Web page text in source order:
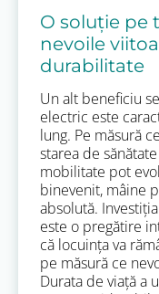
O soluție pe
nevoile
durabilitate
Un alt beneficiu
electric este
lung. Pe măsură
starea de
mobilitate pot
binevenit, mâine
absolută.
este o pregătire
că locuința va
pe măsură ce
Durata de viață a